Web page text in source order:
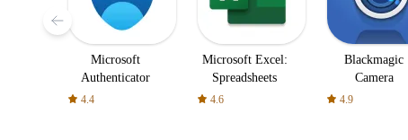
Microsoft
Authenticator
4.4
Microsoft Excel:
Spreadsheets
4.6
Blackmagic
Camera
4.9